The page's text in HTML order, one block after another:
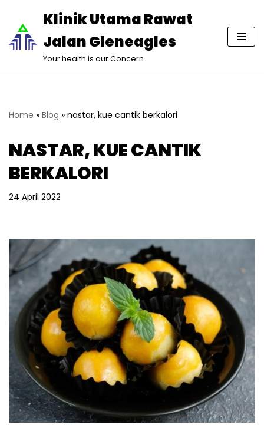
Lompat
ke
Klinik Utama Rawat
Jalan Gleneagles
Your health is our Concern
Home » Blog » nastar, kue cantik berkalori
NASTAR, KUE CANTIK
BERKALORI
24 April 2022